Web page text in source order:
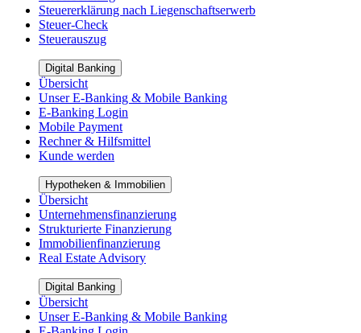
Steuererklärung nach Liegenschaftserwerb
Steuer-Check
Steuerauszug
Digital Banking
Übersicht
Unser E-Banking & Mobile Banking
E-Banking Login
Mobile Payment
Rechner & Hilfsmittel
Kunde werden
Hypotheken & Immobilien
Übersicht
Unternehmensfinanzierung
Strukturierte Finanzierung
Immobilienfinanzierung
Real Estate Advisory
Digital Banking
Übersicht
Unser E-Banking & Mobile Banking